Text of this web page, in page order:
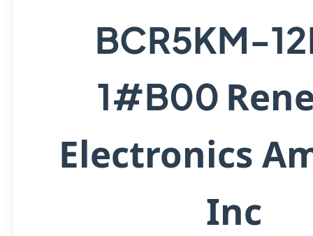
BCR5KM-
1#B00
Electronics
Inc